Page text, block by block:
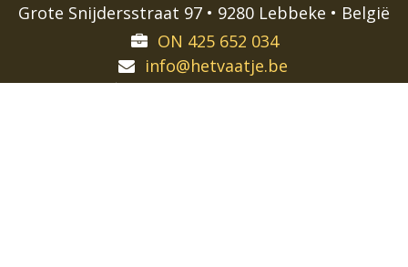
Grote Snijdersstraat 97 • 9280 Lebbeke • België
ON 425 652 034
info@hetvaatje.be
BE72 7835 3089 7316